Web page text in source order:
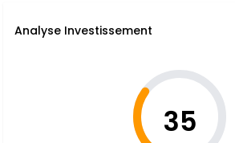
Analyse Investissement
35